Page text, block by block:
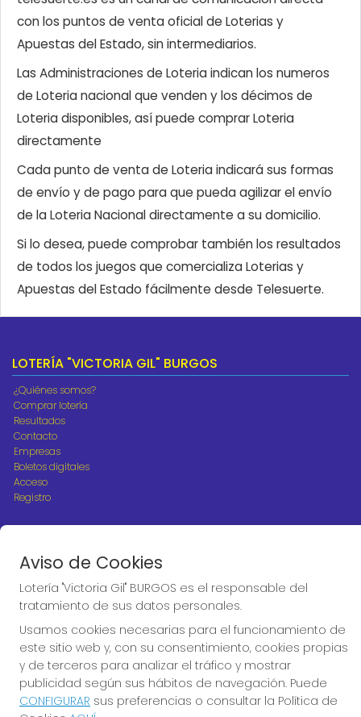
con los puntos de venta oficial de Loterias y
Apuestas del Estado, sin intermediarios.
Las Administraciones de Loteria indican los numeros
de Loteria nacional que venden y los décimos de
Loteria disponibles, así puede comprar Loteria
directamente
Cada punto de venta de Loteria indicará sus formas
de envío y de pago para que pueda agilizar el envío
de la Loteria Nacional directamente a su domicilio.
Si lo desea, puede comprobar también los resultados
de todos los juegos que comercializa Loterias y
Apuestas del Estado fácilmente desde Telesuerte.
LOTERÍA "VICTORIA GIL" BURGOS
¿Quiénes somos?
Comprar lotería
Resultados
Contacto
Empresas
Boletos digitales
Acceso
Registro
CONTACTO
ADMINISTRACION DE LOTERIAS Nº10 BURGOS - Receptor
Oficial 18775
947487318
Clica aquí para contactar por WhatsApp
668647944
loteria@victoriagil.com
Aviso de Cookies
Lotería "Victoria Gil" BURGOS es el responsable del
tratamiento de sus datos personales.
Usamos cookies necesarias para el funcionamiento de
este sitio web y, con su consentimiento, cookies propias
y de terceros para analizar el tráfico y mostrar
publicidad según sus hábitos de navegación. Puede
CONFIGURAR sus preferencias o consultar la Política de